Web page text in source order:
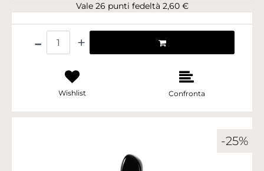
Vale 26 punti fedeltà 2,60 €
Wishlist Confronta
-25%